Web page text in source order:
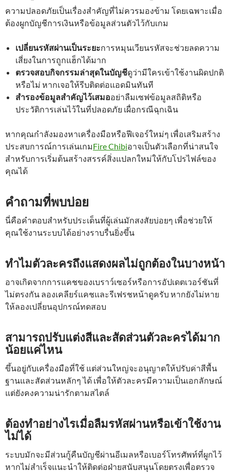
ความปลอดภัยเป็นเรื่องสำคัญที่ไม่ควรมองข้าม โดยเฉพาะเมื่อ
ต้องผูกบัญชีการเงินหรือข้อมูลส่วนตัวไว้กับเกม
เปลี่ยนรหัสผ่านเป็นระยะการหมุนเวียนรหัสจะช่วยลดความ
เสี่ยงในการถูกแฮ็กได้มาก
ตรวจสอบกิจกรรมล่าสุดในบัญชีดูว่ามีใครเข้าใช้งานผิดปกติ
หรือไม่ หากเจอให้รีบติดต่อแอดมินทันที
สำรองข้อมูลสำคัญไว้เสมออย่าลืมเซฟข้อมูลสถิติหรือ
ประวัติการเล่นไว้ในที่ปลอดภัย เผื่อกรณีฉุกเฉิน
หากคุณกำลังมองหาเครื่องมือหรือฟีเจอร์ใหม่ๆ เพื่อเสริมสร้าง
ประสบการณ์การเล่นเกมFire Chibiอาจเป็นตัวเลือกที่น่าสนใจ
สำหรับการเริ่มต้นสร้างสรรค์สิ่งแปลกใหม่ให้กับโปรไฟล์ของ
คุณได้
คำถามที่พบบ่อย
นี่คือคำตอบสำหรับประเด็นที่ผู้เล่นมักสงสัยบ่อยๆ เพื่อช่วยให้
คุณใช้งานระบบได้อย่างราบรื่นยิ่งขึ้น
ทำไมตัวละครถึงแสดงผลไม่ถูกต้องในบางหน้า
อาจเกิดจากการแคชของเบราว์เซอร์หรือการอัปเดตเวอร์ชันที่
ไม่ตรงกัน ลองเคลียร์แคชและรีเฟรชหน้าดูครับ หากยังไม่หาย
ให้ลองเปลี่ยนอุปกรณ์ทดสอบ
สามารถปรับแต่งสีและสัดส่วนตัวละครได้มาก
น้อยแค่ไหน
ขึ้นอยู่กับเครื่องมือที่ใช้ แต่ส่วนใหญ่จะอนุญาตให้ปรับค่าสีพื้น
ฐานและสัดส่วนหลักๆ ได้ เพื่อให้ตัวละครมีความเป็นเอกลักษณ์
แต่ยังคงความน่ารักตามสไตล์
ต้องทำอย่างไรเมื่อลืมรหัสผ่านหรือเข้าใช้งาน
ไม่ได้
ระบบมักจะมีส่วนกู้คืนบัญชีผ่านอีเมลหรือเบอร์โทรศัพท์ที่ผูกไว้
หากไม่สำเร็จแนะนำให้ติดต่อฝ่ายสนับสนุนโดยตรงเพื่อตรวจ